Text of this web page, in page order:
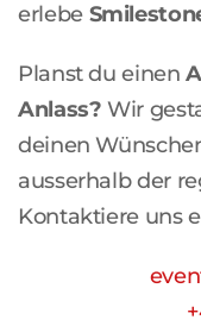
erlebe
Planst du einen
Anlass? Wir
deinen
ausserhalb der
Kontaktiere uns